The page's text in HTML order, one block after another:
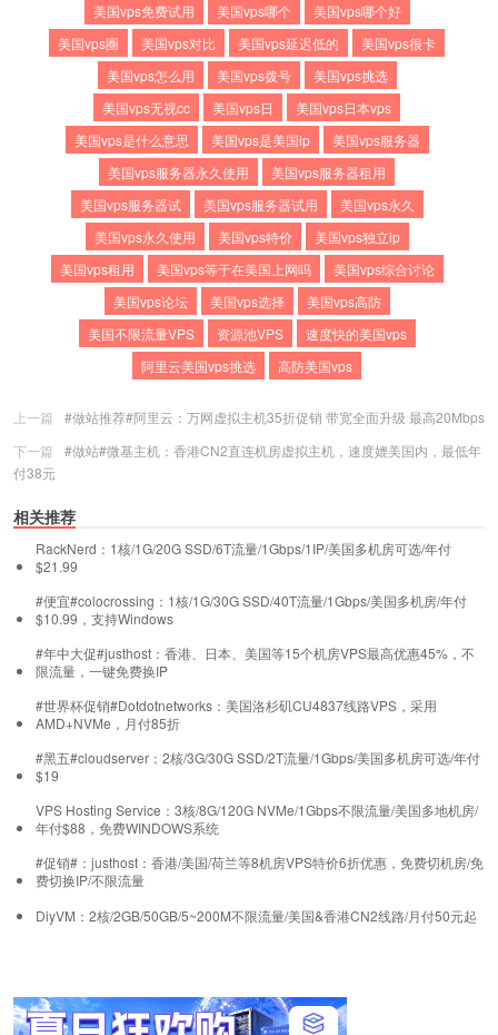
美国vps免费试用 美国vps哪个
美国vps哪个好
美国vps圈
美国vps对比 美国vps延迟低的
美国vps很卡
美国vps怎么用
美国vps拨号
美国vps挑选
美国vps无视cc
美国vps日
美国vps日本vps
美国vps是什么意思
美国vps是美国ip
美国vps服务器
美国vps服务器永久使用
美国vps服务器租用
美国vps服务器试
美国vps服务器试用
美国vps永久
美国vps永久使用
美国vps特价
美国vps独立ip
美国vps租用
美国vps等于在美国上网吗
美国vps综合讨论
美国vps论坛
美国vps选择
美国vps高防
美国不限流量VPS
资源池VPS
速度快的美国vps
阿里云美国vps挑选
高防美国vps
上一篇
#做站推荐#阿里云：万网虚拟主机35折促销 带宽全面升级 最高20Mbps
下一篇
#做站#微基主机：香港CN2直连机房虚拟主机，速度媲美国内，最低年
付38元
相关推荐
RackNerd：1核/1G/20G SSD/6T流量/1Gbps/1IP/美国多机房可选/年付
$21.99
#便宜#colocrossing：1核/1G/30G SSD/40T流量/1Gbps/美国多机房/年付
$10.99，支持Windows
#年中大促#justhost：香港、日本、美国等15个机房VPS最高优惠45%，不
限流量，一键免费换IP
#世界杯促销#Dotdotnetworks：美国洛杉矶CU4837线路VPS，采用
AMD+NVMe，月付85折
#黑五#cloudserver：2核/3G/30G SSD/2T流量/1Gbps/美国多机房可选/年付
$19
VPS Hosting Service：3核/8G/120G NVMe/1Gbps不限流量/美国多地机房/
年付$88，免费WINDOWS系统
#促销#：justhost：香港/美国/荷兰等8机房VPS特价6折优惠，免费切机房/免
费切换IP/不限流量
DiyVM：2核/2GB/50GB/5~200M不限流量/美国&香港CN2线路/月付50元起